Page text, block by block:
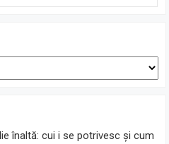
înaltă: cui i se potrivesc și cum